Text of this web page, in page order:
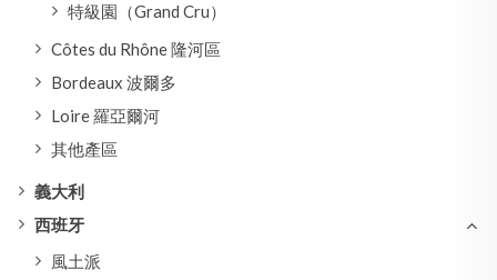
特級園（Grand Cru）
Côtes du Rhône 隆河區
Bordeaux 波爾多
Loire 羅亞爾河
其他產區
義大利
西班牙
風土派